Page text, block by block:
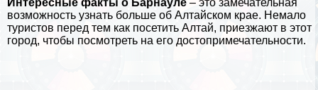
возможность узнать больше об Алтайском крае. Немало
туристов перед тем как посетить Алтай, приезжают в этот
город, чтобы посмотреть на его достопримечательности.